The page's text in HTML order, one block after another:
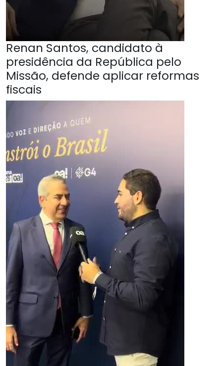
Renan Santos, candidato à
presidência da República pelo
Missão, defende aplicar reformas
fiscais